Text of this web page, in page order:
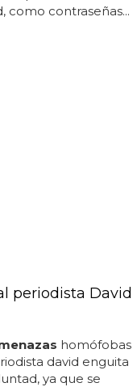
como contraseñas...
periodista David
homófobas
david enguita
ya que se